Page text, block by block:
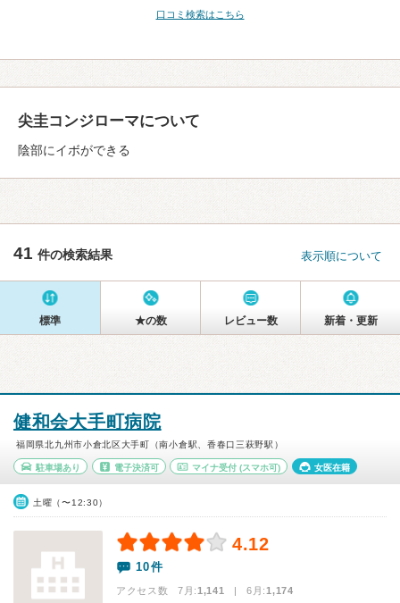
口コミ検索はこちら
尖圭コンジローマについて
陰部にイボができる
41 件の検索結果 表示順について
標準 ★の数 レビュー数 新着・更新
健和会大手町病院
福岡県北九州市小倉北区大手町（南小倉駅、香春口三萩野駅）
駐車場あり 電子決済可 マイナ受付 (スマホ可) 女医在籍
土曜（〜12:30）
4.12
10件
アクセス数 7月:1,141 | 6月:1,174